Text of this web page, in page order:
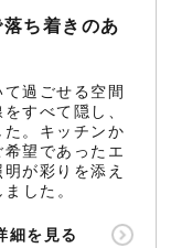
ち着きのあ
過ごせる空間
すべて隠し、
。キッチンか
望であったエ
が彩りを添え
した。
細を見る